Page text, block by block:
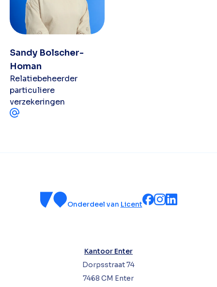
Sandy Bolscher-
Homan
Relatiebeheerder
particuliere
verzekeringen
Onderdeel van Licent
Kantoor Enter
Dorpsstraat 74
7468 CM Enter